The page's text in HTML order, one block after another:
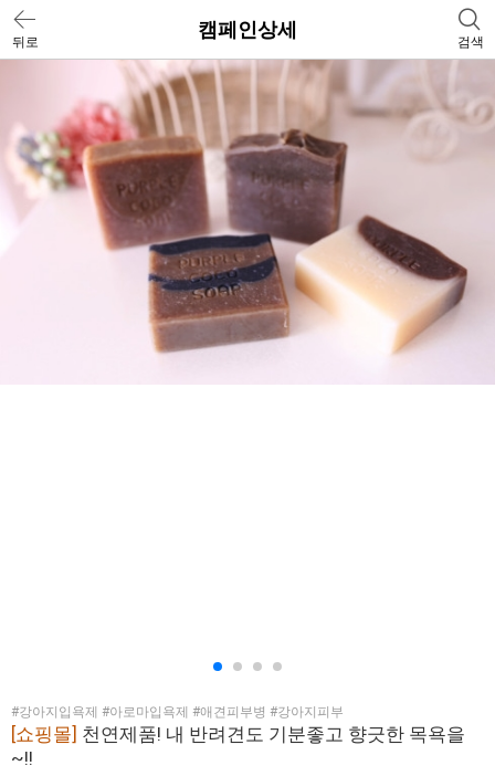
뒤로
캠페인상세
검색
#강아지입욕제 #아로마입욕제 #애견피부병 #강아지피부
[쇼핑몰] 천연제품! 내 반려견도 기분좋고 향긋한 목욕을
~!!